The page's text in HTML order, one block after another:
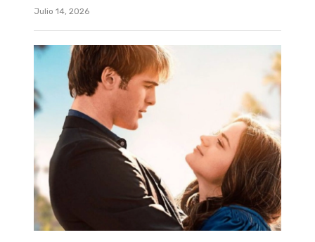
Julio 14, 2026